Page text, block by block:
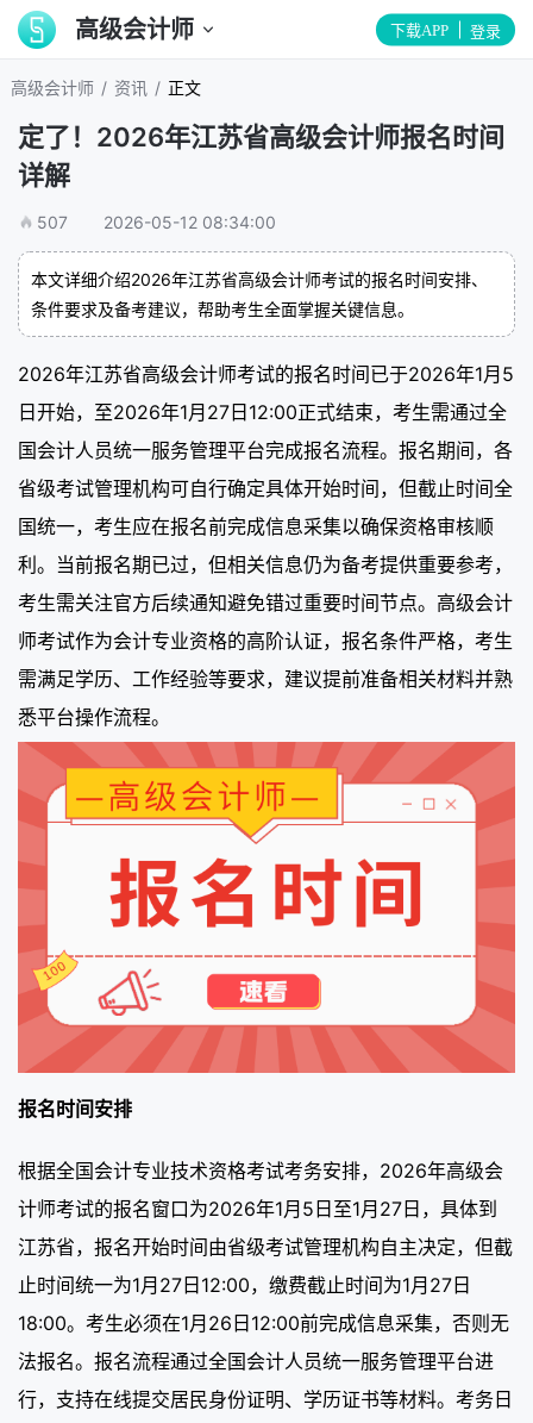
高级会计师 下载APP 登录
高级会计师 / 资讯 / 正文
定了！2026年江苏省高级会计师报名时间
详解
507 2026-05-12 08:34:00
本文详细介绍2026年江苏省高级会计师考试的报名时间安排、
条件要求及备考建议，帮助考生全面掌握关键信息。
2026年江苏省高级会计师考试的报名时间已于2026年1月5
日开始，至2026年1月27日12:00正式结束，考生需通过全
国会计人员统一服务管理平台完成报名流程。报名期间，各
省级考试管理机构可自行确定具体开始时间，但截止时间全
国统一，考生应在报名前完成信息采集以确保资格审核顺
利。当前报名期已过，但相关信息仍为备考提供重要参考，
考生需关注官方后续通知避免错过重要时间节点。高级会计
师考试作为会计专业资格的高阶认证，报名条件严格，考生
需满足学历、工作经验等要求，建议提前准备相关材料并熟
悉平台操作流程。
报名时间安排
根据全国会计专业技术资格考试考务安排，2026年高级会
计师考试的报名窗口为2026年1月5日至1月27日，具体到
江苏省，报名开始时间由省级考试管理机构自主决定，但截
止时间统一为1月27日12:00，缴费截止时间为1月27日
18:00。考生必须在1月26日12:00前完成信息采集，否则无
法报名。报名流程通过全国会计人员统一服务管理平台进
行，支持在线提交居民身份证明、学历证书等材料。考务日